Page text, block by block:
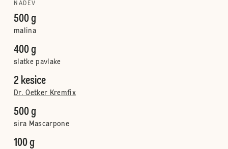
NADEV
500 g
malina
400 g
slatke pavlake
2 kesice
Dr. Oetker Kremfix
500 g
sira Mascarpone
100 g